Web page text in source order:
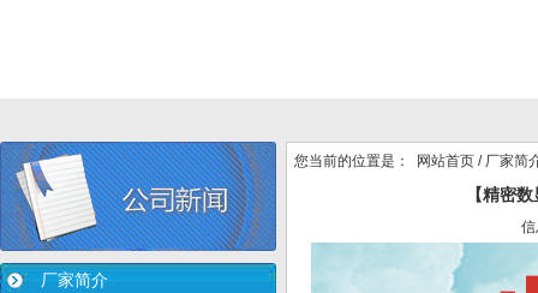
厂家简介
您当前的位置是： 网站首页 / 厂家简
【精密